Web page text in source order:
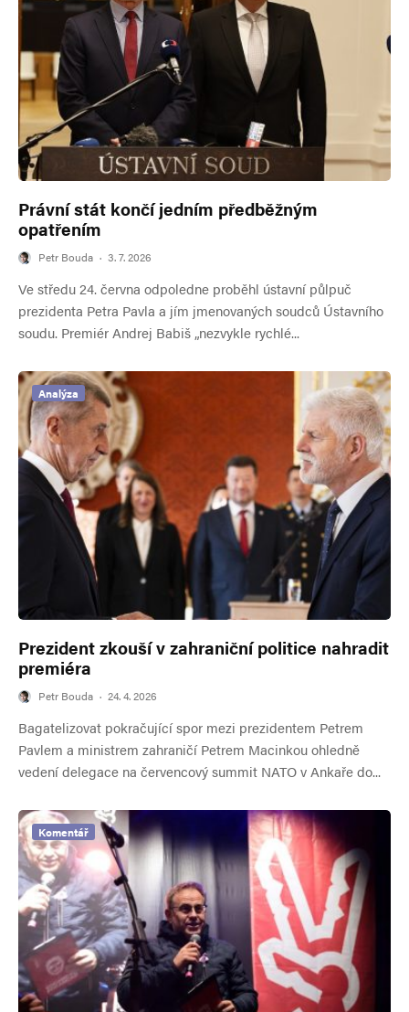
Právní stát končí jedním předběžným
opatřením
Petr Bouda · 3. 7. 2026
Ve středu 24. června odpoledne proběhl ústavní půlpuč
prezidenta Petra Pavla a jím jmenovaných soudců Ústavního
soudu. Premiér Andrej Babiš „nezvykle rychlé...
Analýza
Prezident zkouší v zahraniční politice nahradit
premiéra
Petr Bouda · 24. 4. 2026
Bagatelizovat pokračující spor mezi prezidentem Petrem
Pavlem a ministrem zahraničí Petrem Macinkou ohledně
vedení delegace na červencový summit NATO v Ankaře do...
Komentář